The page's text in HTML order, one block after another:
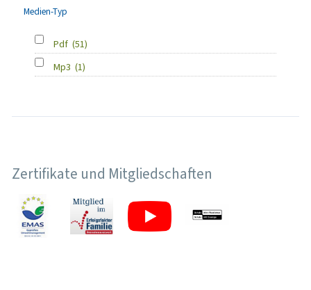
Medien-Typ
Pdf (51)
Mp3 (1)
Zertifikate und Mitgliedschaften